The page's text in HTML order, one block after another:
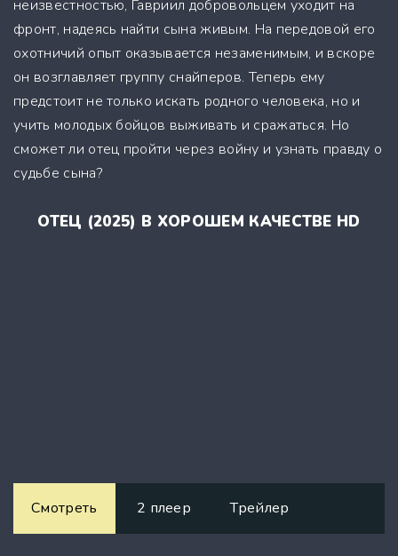
неизвестностью, Гавриил добровольцем уходит на
фронт, надеясь найти сына живым. На передовой его
охотничий опыт оказывается незаменимым, и вскоре
он возглавляет группу снайперов. Теперь ему
предстоит не только искать родного человека, но и
учить молодых бойцов выживать и сражаться. Но
сможет ли отец пройти через войну и узнать правду о
судьбе сына?
ОТЕЦ (2025) В ХОРОШЕМ КАЧЕСТВЕ HD
Смотреть 2 плеер Трейлер